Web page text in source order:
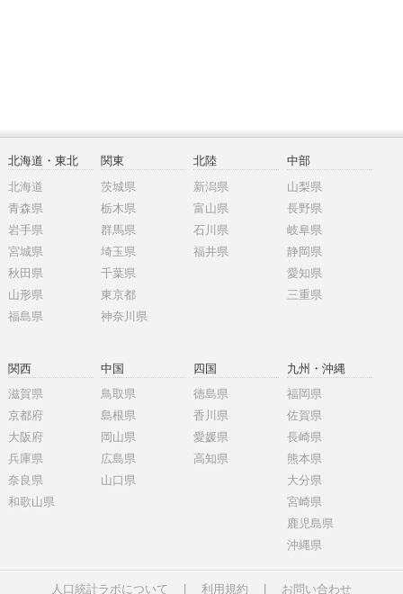
北海道・東北
北海道
青森県
岩手県
宮城県
秋田県
山形県
福島県
関東
茨城県
栃木県
群馬県
埼玉県
千葉県
東京都
神奈川県
北陸
新潟県
富山県
石川県
福井県
中部
山梨県
長野県
岐阜県
静岡県
愛知県
三重県
関西
滋賀県
京都府
大阪府
兵庫県
奈良県
和歌山県
中国
鳥取県
島根県
岡山県
広島県
山口県
四国
徳島県
香川県
愛媛県
高知県
九州・沖縄
福岡県
佐賀県
長崎県
熊本県
大分県
宮崎県
鹿児島県
沖縄県
人口統計ラボについて 利用規約 お問い合わせ